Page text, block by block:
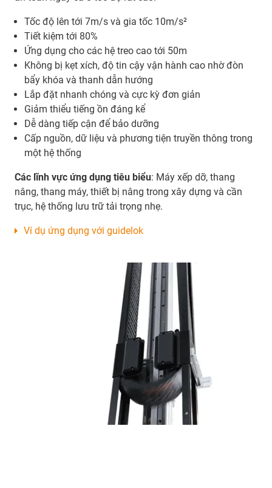
Tốc độ lên tới 7m/s và gia tốc 10m/s²
Tiết kiệm tới 80%
Ứng dụng cho các hệ treo cao tới 50m
Không bị kẹt xích, độ tin cậy vận hành cao nhờ đòn
bẩy khóa và thanh dẫn hướng
Lắp đặt nhanh chóng và cực kỳ đơn giản
Giảm thiểu tiếng ồn đáng kể
Dễ dàng tiếp cận để bảo dưỡng
Cấp nguồn, dữ liệu và phương tiện truyền thông trong
một hệ thống
Các lĩnh vực ứng dụng tiêu biểu: Máy xếp dỡ, thang
nâng, thang máy, thiết bị nâng trong xây dựng và cần
trục, hệ thống lưu trữ tải trọng nhẹ.
Ví dụ ứng dụng với guidelok